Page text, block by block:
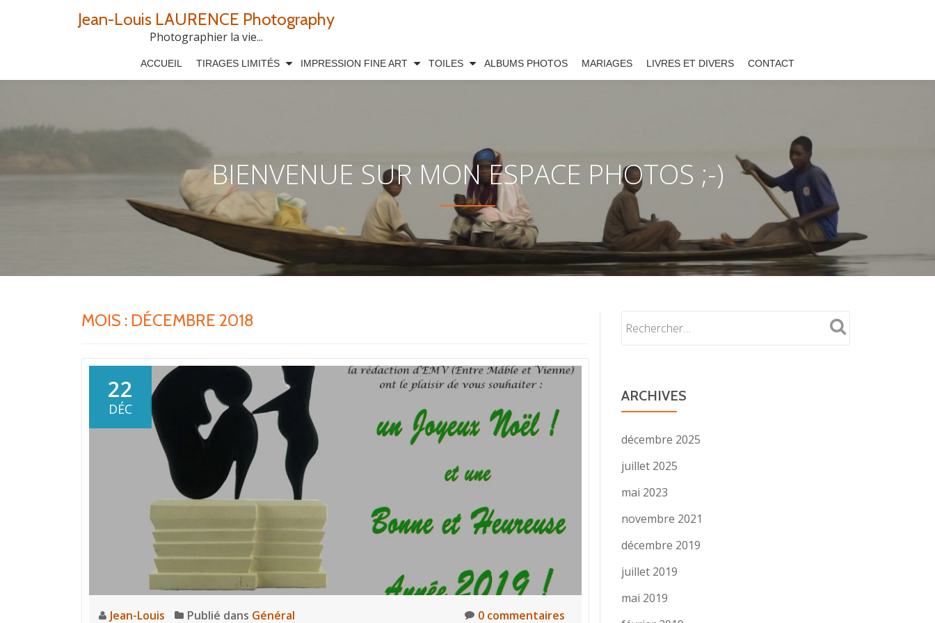
Jean-Louis LAURENCE Photography
Photographier la vie...
ACCUEIL TIRAGES LIMITÉS IMPRESSION FINE ART TOILES ALBUMS PHOTOS MARIAGES LIVRES ET DIVERS CONTACT
BIENVENUE SUR MON ESPACE PHOTOS ;-)
MOIS : DÉCEMBRE 2018
22
DÉC
Jean-Louis Publié dans Général 0 commentaires
ARCHIVES
décembre 2025
juillet 2025
mai 2023
novembre 2021
décembre 2019
juillet 2019
mai 2019